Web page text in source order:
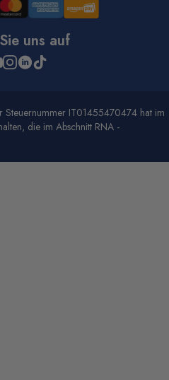
uns auf
Steuernummer IT01455470474 hat im
die im Abschnitt RNA -